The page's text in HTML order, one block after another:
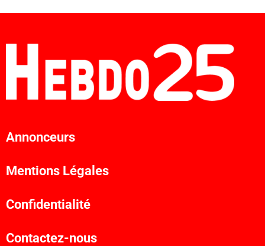
Annonceurs
Mentions Légales
Confidentialité
Contactez-nous